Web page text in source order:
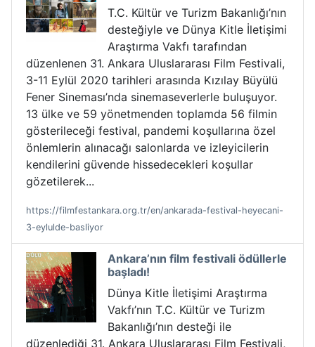
T.C. Kültür ve Turizm Bakanlığı’nın
desteğiyle ve Dünya Kitle İletişimi
Araştırma Vakfı tarafından
düzenlenen 31. Ankara Uluslararası Film Festivali,
3-11 Eylül 2020 tarihleri arasında Kızılay Büyülü
Fener Sineması’nda sinemaseverlerle buluşuyor.
13 ülke ve 59 yönetmenden toplamda 56 filmin
gösterileceği festival, pandemi koşullarına özel
önlemlerin alınacağı salonlarda ve izleyicilerin
kendilerini güvende hissedecekleri koşullar
gözetilerek...
https://filmfestankara.org.tr/en/ankarada-festival-heyecani-
3-eylulde-basliyor
Ankara’nın film festivali ödüllerle
başladı!
Dünya Kitle İletişimi Araştırma
Vakfı’nın T.C. Kültür ve Turizm
Bakanlığı’nın desteği ile
düzenlediği 31. Ankara Uluslararası Film Festivali,